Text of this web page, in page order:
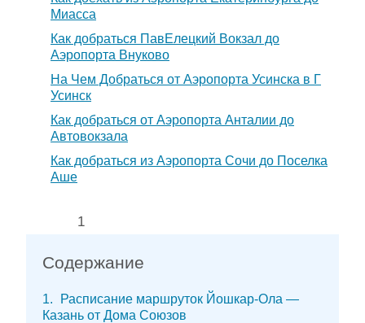
Миасса
Как добраться ПавЕлецкий Вокзал до
Аэропорта Внуково
На Чем Добраться от Аэропорта Усинска в Г
Усинск
Как добраться от Аэропорта Анталии до
Автовокзала
Как добраться из Аэропорта Сочи до Поселка
Аше
1
Содержание
1
Расписание маршруток Йошкар-Ола —
Казань от Дома Союзов